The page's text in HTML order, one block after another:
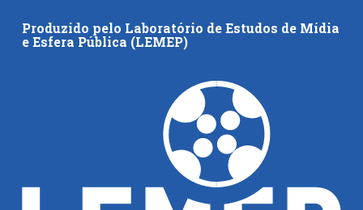
Produzido pelo Laboratório de Estudos de Mídia
e Esfera Pública (LEMEP)